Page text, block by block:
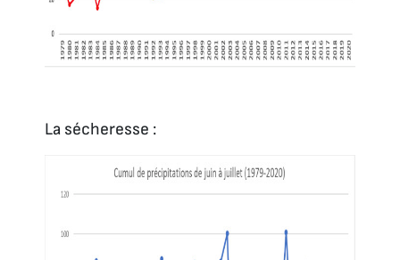
La sécheresse :